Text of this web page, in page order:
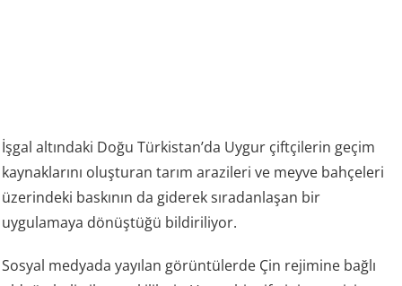
İşgal altındaki Doğu Türkistan’da Uygur çiftçilerin geçim
kaynaklarını oluşturan tarım arazileri ve meyve bahçeleri
üzerindeki baskının da giderek sıradanlaşan bir
uygulamaya dönüştüğü bildiriliyor.
Sosyal medyada yayılan görüntülerde Çin rejimine bağlı